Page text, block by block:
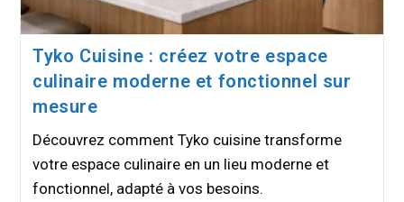
Tyko Cuisine : créez votre espace
culinaire moderne et fonctionnel sur
mesure
Découvrez comment Tyko cuisine transforme
votre espace culinaire en un lieu moderne et
fonctionnel, adapté à vos besoins.